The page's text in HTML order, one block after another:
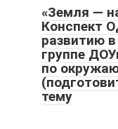
«Земля —
Конспект
развитию
группе
по
тему